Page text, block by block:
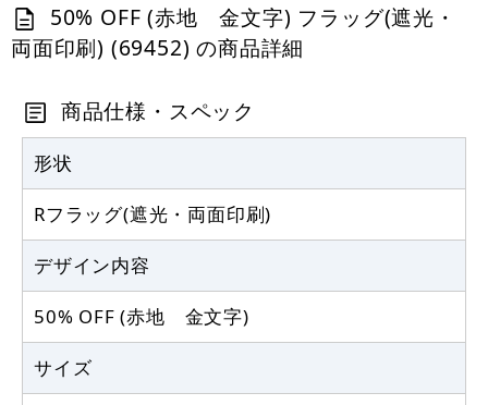
50% OFF (赤地 金文字) フラッグ(遮光・
両面印刷) (69452) の商品詳細
商品仕様・スペック
形状
Rフラッグ(遮光・両面印刷)
デザイン内容
50% OFF (赤地 金文字)
サイズ